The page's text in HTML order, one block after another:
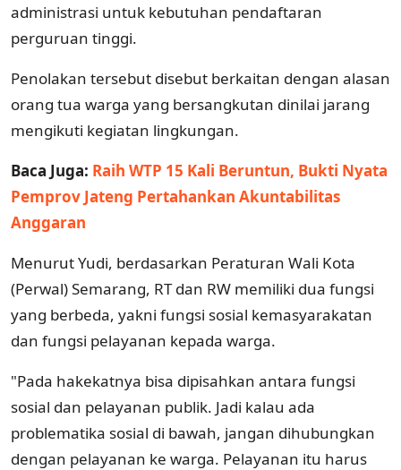
administrasi untuk kebutuhan pendaftaran
perguruan tinggi.
Penolakan tersebut disebut berkaitan dengan alasan
orang tua warga yang bersangkutan dinilai jarang
mengikuti kegiatan lingkungan.
Baca Juga: Raih WTP 15 Kali Beruntun, Bukti Nyata
Pemprov Jateng Pertahankan Akuntabilitas
Anggaran
Menurut Yudi, berdasarkan Peraturan Wali Kota
(Perwal) Semarang, RT dan RW memiliki dua fungsi
yang berbeda, yakni fungsi sosial kemasyarakatan
dan fungsi pelayanan kepada warga.
"Pada hakekatnya bisa dipisahkan antara fungsi
sosial dan pelayanan publik. Jadi kalau ada
problematika sosial di bawah, jangan dihubungkan
dengan pelayanan ke warga. Pelayanan itu harus